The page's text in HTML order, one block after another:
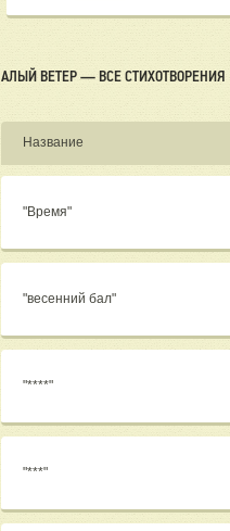
АЛЫЙ ВЕТЕР — ВСЕ СТИХОТВОРЕНИЯ
Название
"Время"
"весенний бал"
"****"
"***"